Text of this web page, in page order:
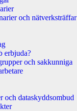
och nätverksträffar
erbjuda?
och sakkunniga
och dataskyddsombud